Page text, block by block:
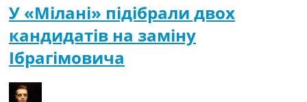
У «Мілані» підібрали двох
кандидатів на заміну
Ібрагімовича